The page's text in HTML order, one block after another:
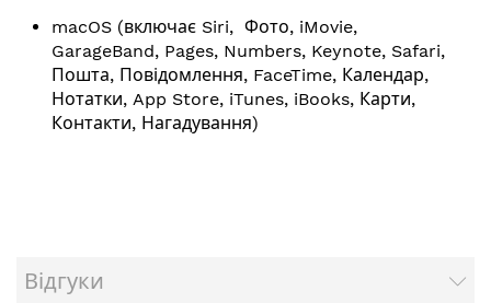
macOS (включає Siri, Фото, iMovie,
GarageBand, Pages, Numbers, Keynote, Safari,
Пошта, Повідомлення, FaceTime, Календар,
Нотатки, App Store, iTunes, iBooks, Карти,
Контакти, Нагадування)
Відгуки